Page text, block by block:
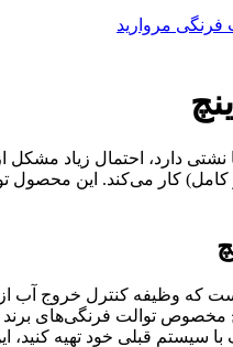
فرنگی مروارید
کامل) کار می‌کند. این
که وظیفه کنترل خروج آب
می‌کند تا مصرف آب بهینه شود. این
سیستم قبلی خود تهیه